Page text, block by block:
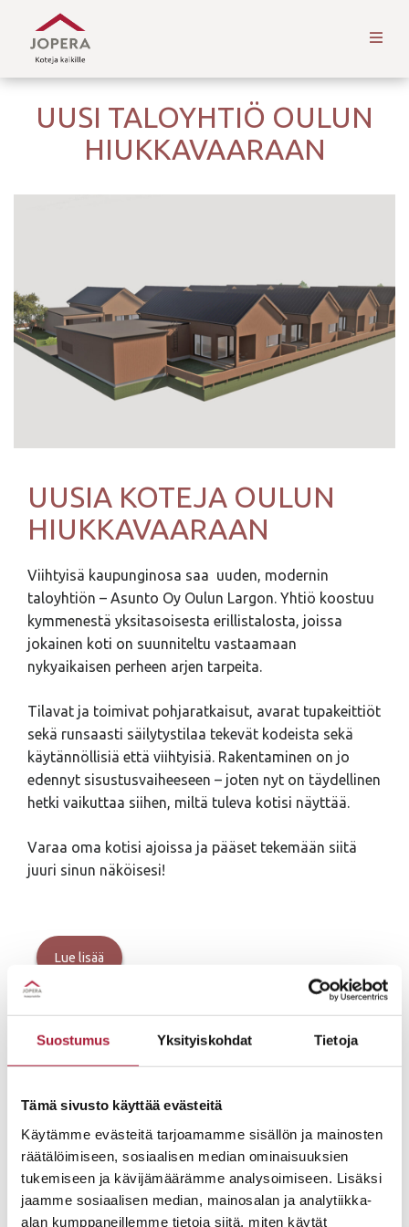
Suostumus Yksityiskohdat Tietoja
Tämä sivusto käyttää evästeitä
Käytämme evästeitä tarjoamamme sisällön ja mainosten
räätälöimiseen, sosiaalisen median ominaisuuksien
tukemiseen ja kävijämäärämme analysoimiseen. Lisäksi
jaamme sosiaalisen median, mainosalan ja analytiikka-
alan kumppaneillemme tietoja siitä, miten käytät
UUSI TALOYHTIÖ OULUN
HIUKKAVAARAAN
UUSIA KOTEJA OULUN
HIUKKAVAARAAN
Viihtyisä kaupunginosa saa uuden, modernin
taloyhtiön – Asunto Oy Oulun Largon. Yhtiö koostuu
kymmenestä yksitasoisesta erillistalosta, joissa
jokainen koti on suunniteltu vastaamaan
nykyaikaisen perheen arjen tarpeita.
Tilavat ja toimivat pohjaratkaisut, avarat tupakeittiöt
sekä runsaasti säilytystilaa tekevät kodeista sekä
käytännöllisiä että viihtyisiä. Rakentaminen on jo
edennyt sisustusvaiheeseen – joten nyt on täydellinen
hetki vaikuttaa siihen, miltä tuleva kotisi näyttää.
Varaa oma kotisi ajoissa ja pääset tekemään siitä
juuri sinun näköisesi!
Lue lisää
JOPERA – KOTEJA YLI 30 VUOTTA
Olemme turvallinen yhteistyökumppani ja yksilöllisten
edelläkävijä jo 30 vuoden kokemuksella.
Rakennamme laadukkaat omakotitalot
käytännölliseen arkeen ja iloiseen juhlaan
pääkaupunkiseudulla, Pirkanmaalla ja Oulun seudulla.